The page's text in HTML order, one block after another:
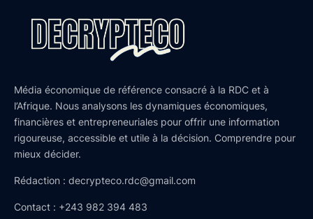
Média économique de référence consacré à la RDC et à
l’Afrique. Nous analysons les dynamiques économiques,
financières et entrepreneuriales pour offrir une information
rigoureuse, accessible et utile à la décision. Comprendre pour
mieux décider.
Rédaction : decrypteco.rdc@gmail.com
Contact : +243 982 394 483